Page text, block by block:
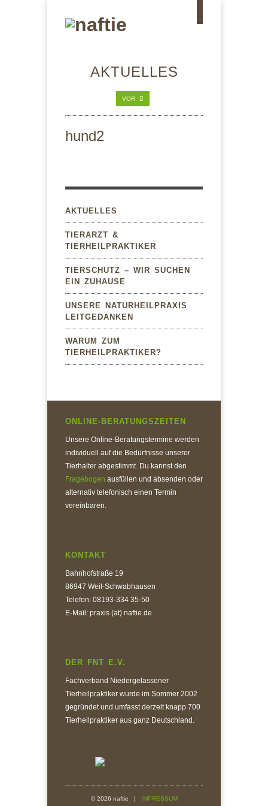
AKTUELLES
VOR
hund2
AKTUELLES
TIERARZT &
TIERHEILPRAKTIKER
TIERSCHUTZ – WIR SUCHEN
EIN ZUHAUSE
UNSERE NATURHEILPRAXIS
LEITGEDANKEN
WARUM ZUM
TIERHEILPRAKTIKER?
ONLINE-BERATUNGSZEITEN
Unsere Online-Beratungstermine werden
individuell auf die Bedürfnisse unserer
Tierhalter abgestimmt. Du kannst den
Fragebogen ausfüllen und absenden oder
alternativ telefonisch einen Termin
vereinbaren.
KONTAKT
Bahnhofstraße 19
86947 Weil-Schwabhausen
Telefon: 08193-334 35-50
E-Mail: praxis (at) naftie.de
DER FNT E.V.
Fachverband Niedergelassener
Tierheilpraktiker wurde im Sommer 2002
gegründet und umfasst derzeit knapp 700
Tierheilpraktiker aus ganz Deutschland.
© 2026 naftie | IMPRESSUM